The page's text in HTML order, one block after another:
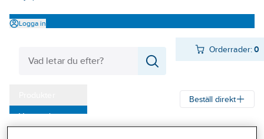
Logga in
Orderrader:0
Varumärken
Beställ direkt